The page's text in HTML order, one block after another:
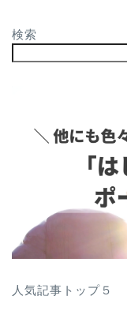
検索
人気記事トップ５